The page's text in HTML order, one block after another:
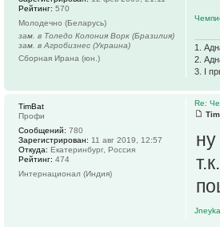
1.
2.
3. І
Рейтинг: 570
Молодечно (Беларусь)
зам. в Толедо Колония Ворк (Бразилия)
зам. в Агробизнес (Украина)
Сборная Ирана (юн.)
Re:
Jneyka
TimBat
Профи
Сообщений: 780
Зарегистрирован: 11 авг 2019, 12:57
Откуда: Екатеринбург, Россия
Рейтинг: 474
Интернационал (Индия)